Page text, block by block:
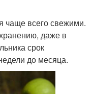
чаще всего свежими.
даже в
срок
до месяца.